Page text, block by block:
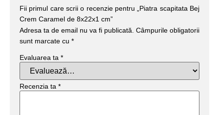
Fii primul care scrii o recenzie pentru „Piatra scapitata Bej
Crem Caramel de 8x22x1 cm”
Adresa ta de email nu va fi publicată. Câmpurile obligatorii
sunt marcate cu *
Evaluarea ta *
Recenzia ta *